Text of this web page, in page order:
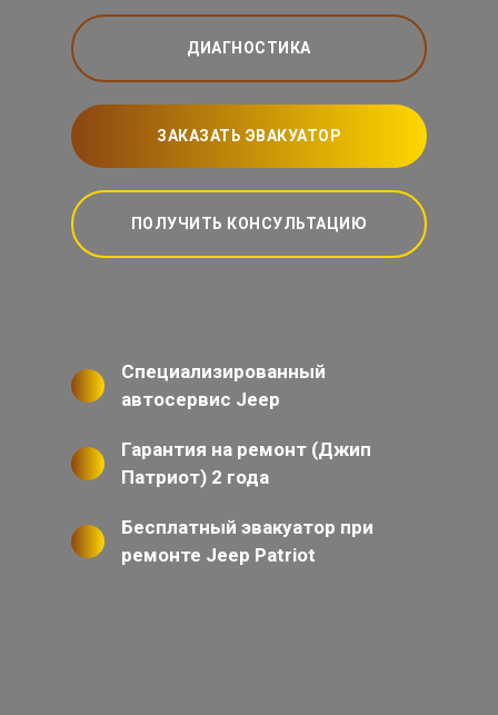
ДИАГНОСТИКА
ЗАКАЗАТЬ ЭВАКУАТОР
ПОЛУЧИТЬ КОНСУЛЬТАЦИЮ
Специализированный
автосервис Jeep
Гарантия на ремонт (Джип
Патриот) 2 года
Бесплатный эвакуатор при
ремонте Jeep Patriot